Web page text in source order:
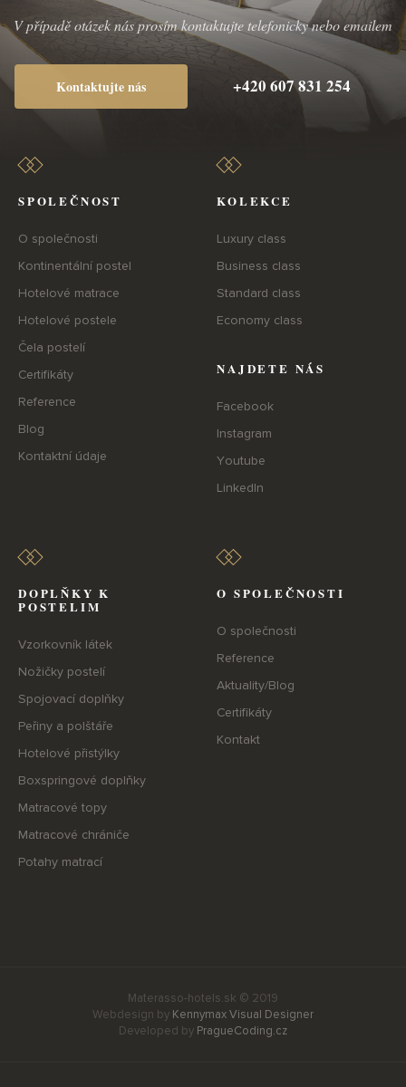
V případě otázek nás prosím kontaktujte telefonicky nebo emailem
Kontaktujte nás +420 607 831 254
SPOLEČNOST
O společnosti
Kontinentální postel
Hotelové matrace
Hotelové postele
Čela postelí
Certifikáty
Reference
Blog
Kontaktní údaje
KOLEKCE
Luxury class
Business class
Standard class
Economy class
NAJDETE NÁS
Facebook
Instagram
Youtube
LinkedIn
DOPLŇKY K
POSTELIM
Vzorkovník látek
Nožičky postelí
Spojovací doplňky
Peřiny a polštáře
Hotelové přistýlky
Boxspringové doplňky
Matracové topy
Matracové chrániče
Potahy matrací
O SPOLEČNOSTI
O společnosti
Reference
Aktuality/Blog
Certifikáty
Kontakt
Materasso-hotels.sk © 2019
Webdesign by Kennymax Visual Designer
Developed by PragueCoding.cz